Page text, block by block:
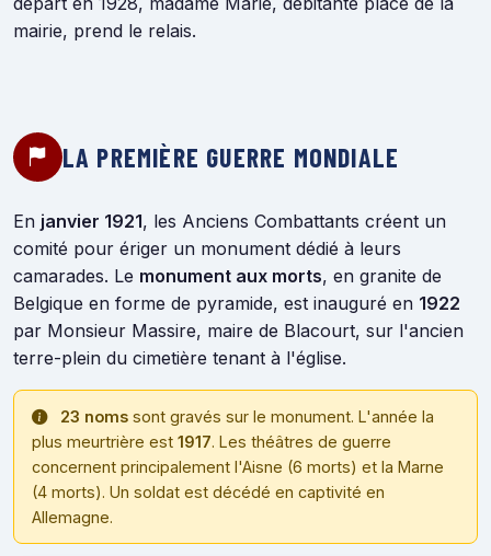
mairie, prend le relais.
LA PREMIÈRE GUERRE MONDIALE
En janvier 1921, les Anciens Combattants créent un
comité pour ériger un monument dédié à leurs
camarades. Le monument aux morts, en granite de
Belgique en forme de pyramide, est inauguré en 1922
par Monsieur Massire, maire de Blacourt, sur l'ancien
terre-plein du cimetière tenant à l'église.
23 noms sont gravés sur le monument. L'année la
plus meurtrière est 1917. Les théâtres de guerre
concernent principalement l'Aisne (6 morts) et la Marne
(4 morts). Un soldat est décédé en captivité en
Allemagne.